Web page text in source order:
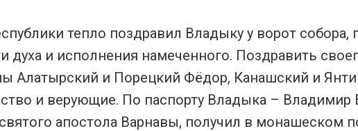
тепло поздравил Владыку у ворот
духа и исполнения намеченного. Поздравить
Алатырский и Порецкий Фёдор, Канашский и
и верующие. По паспорту Владыка – Владимир
апостола Варнавы, получил в монашеском